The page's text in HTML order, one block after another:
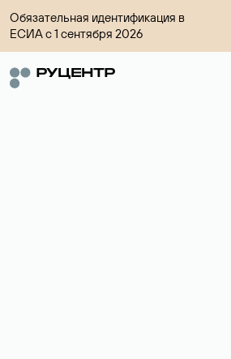
Обязательная идентификация в
ЕСИА с 1 сентября 2026